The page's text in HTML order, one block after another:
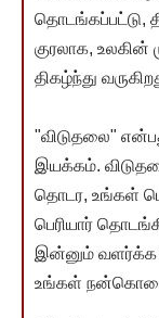
தொடங்கப்பட்டு,
குரலாக, உலகின்
திகழ்ந்து
"விடுதலை"
இயக்கம்.
தொடர, உங்கள்
பெரியார்
இன்னும் வளர்க்க
உங்கள் நன்கொடை